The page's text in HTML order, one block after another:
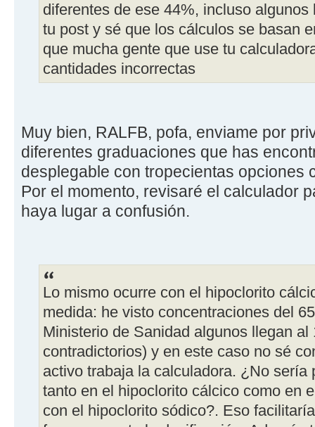
diferentes de ese 44%, incluso
tu post y sé que los cálculos se basan
que mucha gente que use tu
cantidades incorrectas
Muy bien, RALFB, pofa, enviame por
diferentes graduaciones que has
desplegable con tropecientas opciones
Por el momento, revisaré el calculador
haya lugar a confusión.
Lo mismo ocurre con el hipoclorito
medida: he visto concentraciones del
Ministerio de Sanidad algunos llegan
contradictorios) y en este caso no sé
activo trabaja la calculadora. ¿No sería
tanto en el hipoclorito cálcico como en
con el hipoclorito sódico?. Eso